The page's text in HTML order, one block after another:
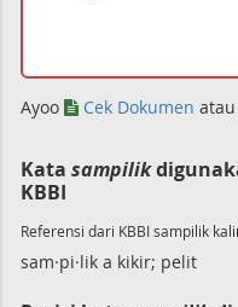
Ayoo Cek Dokumen atau
Kata sampilik
KBBI
Referensi dari KBBI sampilik
sam·pi·lik a kikir; pelit